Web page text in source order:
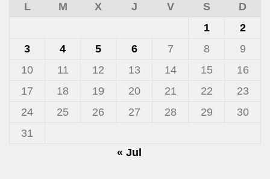
L
M X J V S
D
1
2
3
4 5 6 7 8
9
10
11 12 13 14 15
16
17
18 19 20 21 22
23
24
25 26 27 28 29
30
31
« Jul